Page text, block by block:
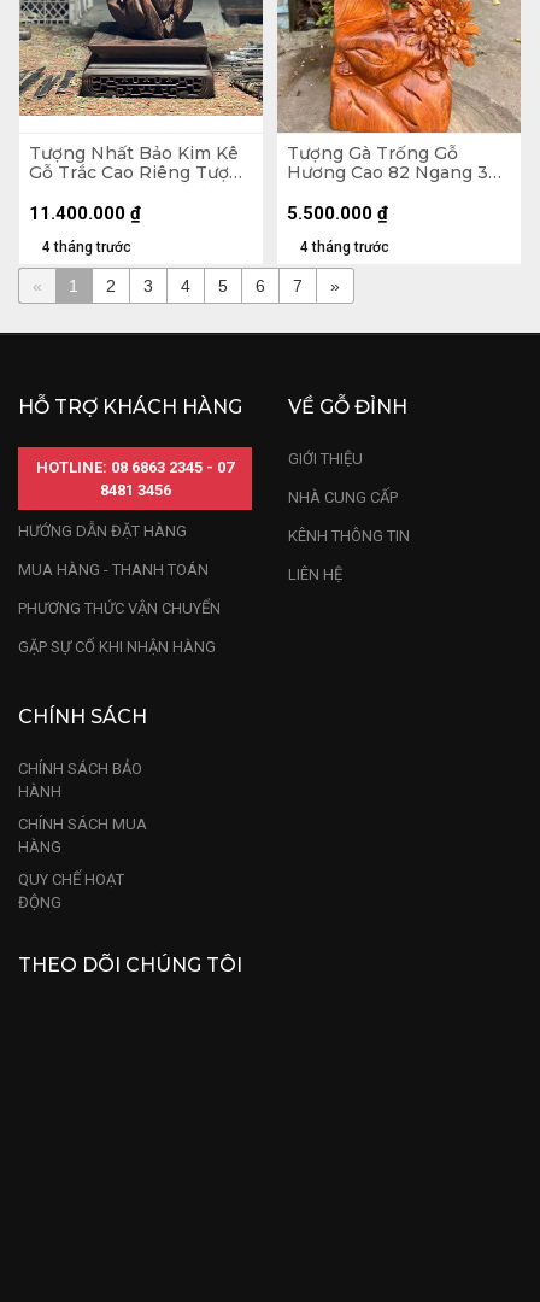
Tượng Nhất Bảo Kim Kê
Gỗ Trắc Cao Riêng Tượng
22x22x10 (cm)
4 tháng trước
11.400.000 ₫
Tượng Gà Trống Gỗ
Hương Cao 82 Ngang 36
4 tháng trước
5.500.000 ₫
« 1 2 3 4 5 6 7 »
HỖ TRỢ KHÁCH HÀNG
HOTLINE: 08 6863 2345 - 07
8481 3456
HƯỚNG DẪN ĐẶT HÀNG
MUA HÀNG - THANH TOÁN
PHƯƠNG THỨC VẬN CHUYỂN
GẶP SỰ CỐ KHI NHẬN HÀNG
VỀ GỖ ĐỈNH
GIỚI THIỆU
NHÀ CUNG CẤP
KÊNH THÔNG TIN
LIÊN HỆ
CHÍNH SÁCH
CHÍNH SÁCH BẢO
HÀNH
CHÍNH SÁCH MUA
HÀNG
QUY CHẾ HOẠT
ĐỘNG
THEO DÕI CHÚNG TÔI